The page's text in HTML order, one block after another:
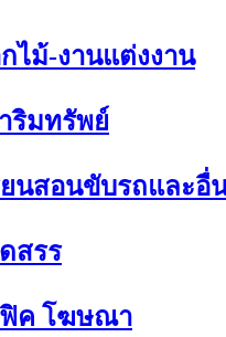
ไม้-งานแต่งงาน
ริมทรัพย์
ยนสอนขับรถและอื่
สรร
ค โฆษณา